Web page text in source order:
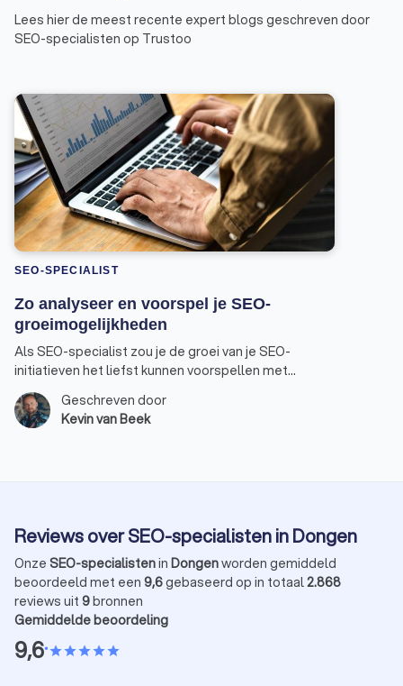
Lees hier de meest recente expert blogs geschreven door
SEO-specialisten op Trustoo
SEO-SPECIALIST
Zo analyseer en voorspel je SEO-
groeimogelijkheden
Als SEO-specialist zou je de groei van je SEO-
initiatieven het liefst kunnen voorspellen met
wiskundige nauwkeurigheid, uitgedrukt in posities,
organisch verkeer, omzet en kosten. Zo kun je jouw
inspanningen visualiseren en verwachtingen te
Geschreven door
Kevin van Beek
Reviews over SEO-specialisten in Dongen
Onze SEO-specialistenin Dongenworden gemiddeld
beoordeeld met een 9,6gebaseerd op in totaal2.868
reviews uit 9bronnen
Gemiddelde beoordeling
9,6•starstarstarstarstar